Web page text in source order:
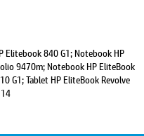
Elitebook 840 G1; Notebook HP
9470m; Notebook HP EliteBook
G1; Tablet HP EliteBook Revolve